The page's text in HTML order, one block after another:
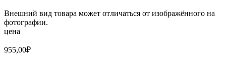
Внешний вид товара может отличаться от изображённого на
фотографии.
цена
955,00₽